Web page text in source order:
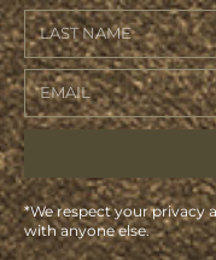
*We respect your privacy
with anyone else.